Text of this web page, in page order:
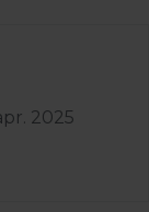
2025